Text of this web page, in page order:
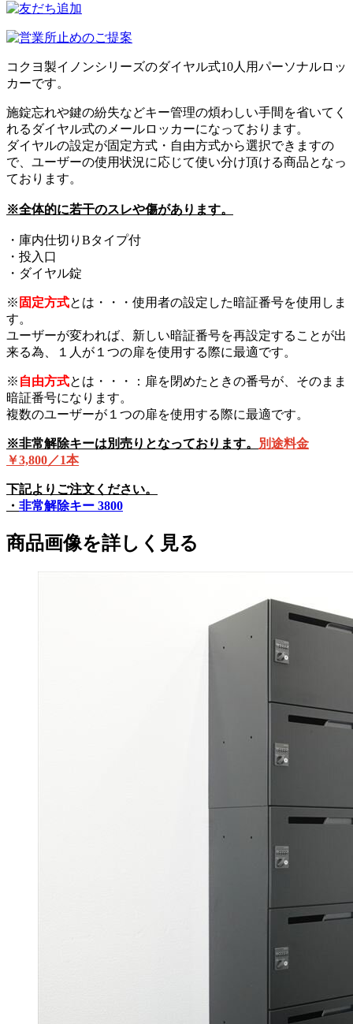
コクヨ製イノンシリーズのダイヤル式10人用パーソナルロッ
カーです。
施錠忘れや鍵の紛失などキー管理の煩わしい手間を省いてく
れるダイヤル式のメールロッカーになっております。
ダイヤルの設定が固定方式・自由方式から選択できますの
で、ユーザーの使用状況に応じて使い分け頂ける商品となっ
ております。
※全体的に若干のスレや傷があります。
・庫内仕切りBタイプ付
・投入口
・ダイヤル錠
※ 固定方式とは・・・使用者の設定した暗証番号を使用しま
す。
ユーザーが変われば、新しい暗証番号を再設定することが出
来る為、１人が１つの扉を使用する際に最適です。
※ 自由方式とは・・・：扉を閉めたときの番号が、そのまま
暗証番号になります。
複数のユーザーが１つの扉を使用する際に最適です。
※非常解除キーは別売りとなっております。
別途料金
￥3,800／1本
下記よりご注文ください。
・ 非常解除キー 3800
商品画像を詳しく見る